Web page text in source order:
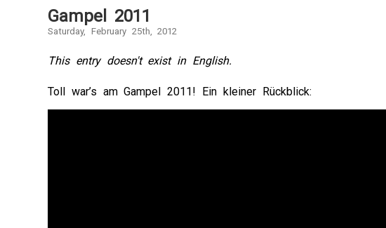
Gampel 2011
Saturday, February 25th, 2012
This entry doesn't exist in English.
Toll war’s am Gampel 2011! Ein kleiner Rückblick: